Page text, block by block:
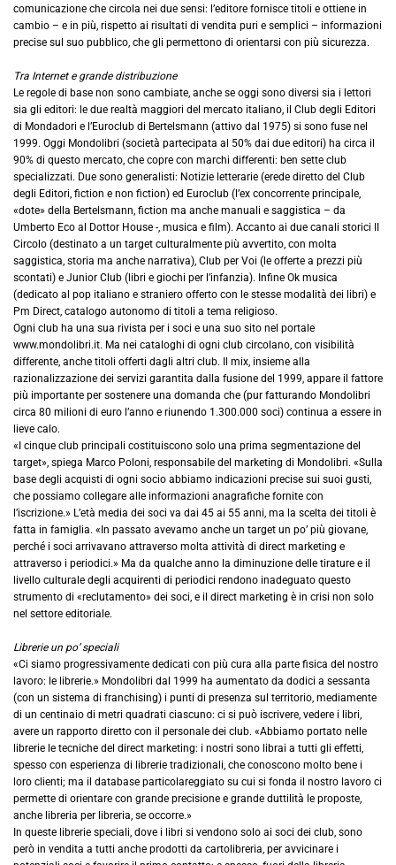
comunicazione che circola nei due sensi: l’editore fornisce titoli e ottiene in
cambio – e in più, rispetto ai risultati di vendita puri e semplici – informazioni
precise sul suo pubblico, che gli permettono di orientarsi con più sicurezza.
Tra Internet e grande distribuzione
Le regole di base non sono cambiate, anche se oggi sono diversi sia i lettori
sia gli editori: le due realtà maggiori del mercato italiano, il Club degli Editori
di Mondadori e l’Euroclub di Bertelsmann (attivo dal 1975) si sono fuse nel
1999. Oggi Mondolibri (società partecipata al 50% dai due editori) ha circa il
90% di questo mercato, che copre con marchi differenti: ben sette club
specializzati. Due sono generalisti: Notizie letterarie (erede diretto del Club
degli Editori, fiction e non fiction) ed Euroclub (l’ex concorrente principale,
«dote» della Bertelsmann, fiction ma anche manuali e saggistica – da
Umberto Eco al Dottor House -, musica e film). Accanto ai due canali storici II
Circolo (destinato a un target culturalmente più avvertito, con molta
saggistica, storia ma anche narrativa), Club per Voi (le offerte a prezzi più
scontati) e Junior Club (libri e giochi per l’infanzia). Infine Ok musica
(dedicato al pop italiano e straniero offerto con le stesse modalità dei libri) e
Pm Direct, catalogo autonomo di titoli a tema religioso.
Ogni club ha una sua rivista per i soci e una suo sito nel portale
www.mondolibri.it. Ma nei cataloghi di ogni club circolano, con visibilità
differente, anche titoli offerti dagli altri club. Il mix, insieme alla
razionalizzazione dei servizi garantita dalla fusione del 1999, appare il fattore
più importante per sostenere una domanda che (pur fatturando Mondolibri
circa 80 milioni di euro l’anno e riunendo 1.300.000 soci) continua a essere in
lieve calo.
«I cinque club principali costituiscono solo una prima segmentazione del
target», spiega Marco Poloni, responsabile del marketing di Mondolibri. «Sulla
base degli acquisti di ogni socio abbiamo indicazioni precise sui suoi gusti,
che possiamo collegare alle informazioni anagrafiche fornite con
l’iscrizione.» L’età media dei soci va dai 45 ai 55 anni, ma la scelta dei titoli è
fatta in famiglia. «In passato avevamo anche un target un po’ più giovane,
perché i soci arrivavano attraverso molta attività di direct marketing e
attraverso i periodici.» Ma da qualche anno la diminuzione delle tirature e il
livello culturale degli acquirenti di periodici rendono inadeguato questo
strumento di «reclutamento» dei soci, e il direct marketing è in crisi non solo
nel settore editoriale.
Librerie un po’ speciali
«Ci siamo progressivamente dedicati con più cura alla parte fisica del nostro
lavoro: le librerie.» Mondolibri dal 1999 ha aumentato da dodici a sessanta
(con un sistema di franchising) i punti di presenza sul territorio, mediamente
di un centinaio di metri quadrati ciascuno: ci si può iscrivere, vedere i libri,
avere un rapporto diretto con il personale dei club. «Abbiamo portato nelle
librerie le tecniche del direct marketing: i nostri sono librai a tutti gli effetti,
spesso con esperienza di librerie tradizionali, che conoscono molto bene i
loro clienti; ma il database particolareggiato su cui si fonda il nostro lavoro ci
permette di orientare con grande precisione e grande duttilità le proposte,
anche libreria per libreria, se occorre.»
In queste librerie speciali, dove i libri si vendono solo ai soci dei club, sono
però in vendita a tutti anche prodotti da cartolibreria, per avvicinare i